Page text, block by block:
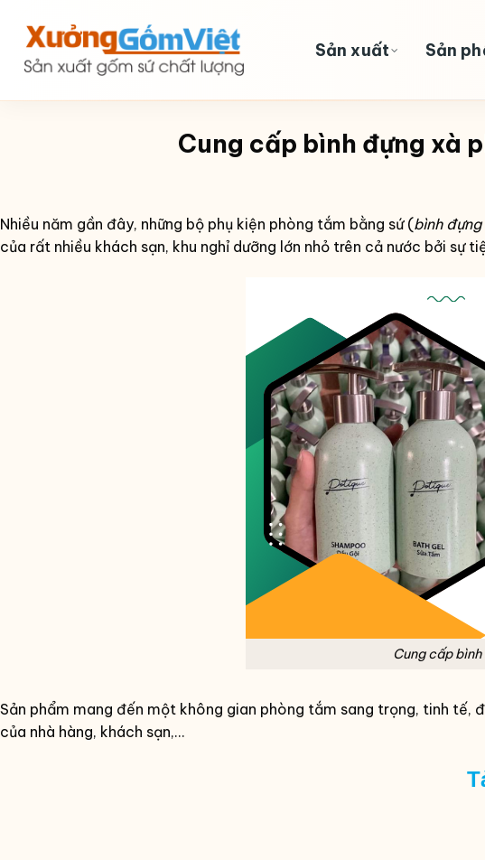
content
Sản xuất Sản
Cung cấp bình đựng xà
Nhiều năm gần đây, những bộ phụ kiện phòng tắm bằng sứ (bình
của rất nhiều khách sạn, khu nghỉ dưỡng lớn nhỏ trên cả nước bởi sự
Cung cấp
Sản phẩm mang đến một không gian phòng tắm sang trọng, tinh tế,
của nhà hàng, khách sạn,…